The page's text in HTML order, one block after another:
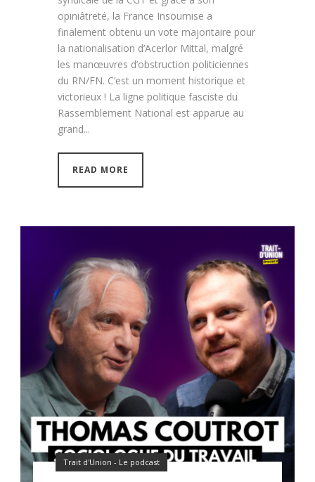
opiniâtreté, la France Insoumise a
finalement obtenu un vote majoritaire pour
la nationalisation d’Acerlor Mittal, malgré
les manœuvres d’obstruction politiciennes
du RN/FN. C’est un moment historique et
victorieux ! La ligne politique fasciste du
Rassemblement National est apparue au
grand...
READ MORE
Trait d'Union - Le podcast